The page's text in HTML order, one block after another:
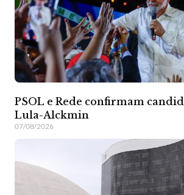
PSOL e Rede confirmam
Lula-Alckmin
07/08/2026